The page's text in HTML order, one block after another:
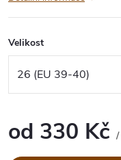
Velikost
od 330 Kč /